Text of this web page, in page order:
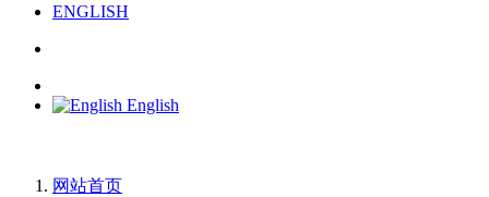
ENGLISH
English
网站首页